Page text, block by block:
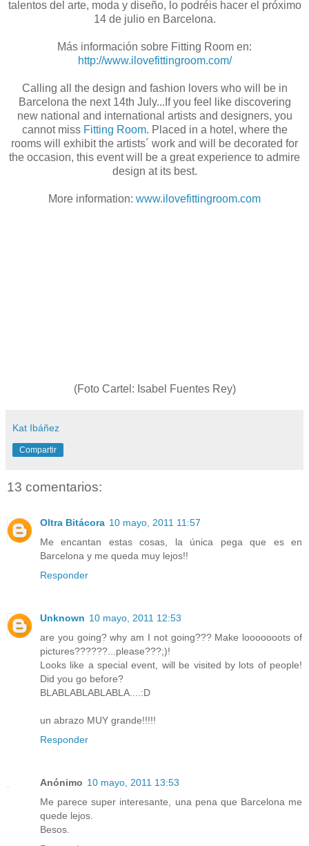
talentos del arte, moda y diseño, lo podréis hacer el próximo
14 de julio en Barcelona.
Más información sobre Fitting Room en:
http://www.ilovefittingroom.com/
Calling all the design and fashion lovers who will be in
Barcelona the next 14th July...If you feel like discovering
new national and international artists and designers, you
cannot miss Fitting Room. Placed in a hotel, where the
rooms will exhibit the artists´ work and will be decorated for
the occasion, this event will be a great experience to admire
design at its best.
More information: www.ilovefittingroom.com
(Foto Cartel: Isabel Fuentes Rey)
Kat Ibáñez
Compartir
13 comentarios:
Oltra Bitácora 10 mayo, 2011 11:57
Me encantan estas cosas, la única pega que es en
Barcelona y me queda muy lejos!!
Responder
Unknown 10 mayo, 2011 12:53
are you going? why am I not going??? Make looooooots of
pictures??????...please???;)!
Looks like a special event, will be visited by lots of people!
Did you go before?
BLABLABLABLABLA....:D
un abrazo MUY grande!!!!!
Responder
Anónimo 10 mayo, 2011 13:53
Me parece super interesante, una pena que Barcelona me
quede lejos.
Besos.